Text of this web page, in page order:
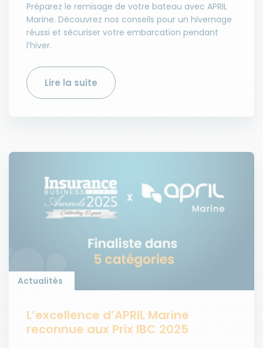
Préparez le remisage de votre bateau avec APRIL
Marine. Découvrez nos conseils pour un hivernage
réussi et sécuriser votre embarcation pendant
l’hiver.
Lire la suite
Actualités
L’excellence d’APRIL Marine
reconnue aux Prix IBC 2025